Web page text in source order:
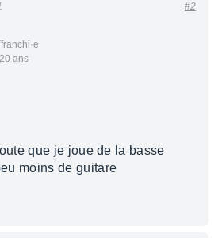
ans
#2
que je joue de la basse
moins de guitare